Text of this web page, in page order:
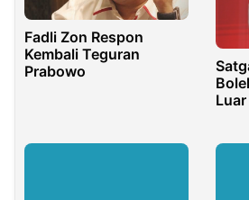
Fadli Zon Respon
Kembali Teguran
Prabowo